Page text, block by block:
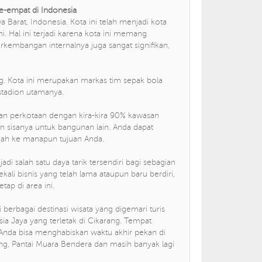
empat di Indonesia
Barat, Indonesia. Kota ini telah menjadi kota
Hal ini terjadi karena kota ini memang
internalnya juga sangat signifikan,
Kota ini merupakan markas tim sepak bola
utamanya.
perkotaan dengan kira-kira 90% kawasan
sisanya untuk bangunan lain. Anda dapat
ke manapun tujuan Anda.
salah satu daya tarik tersendiri bagi sebagian
bisnis yang telah lama ataupun baru berdiri,
di area ini.
destinasi wisata yang digemari turis
Jaya yang terletak di Cikarang. Tempat
bisa menghabiskan waktu akhir pekan di
Pantai Muara Bendera dan masih banyak lagi